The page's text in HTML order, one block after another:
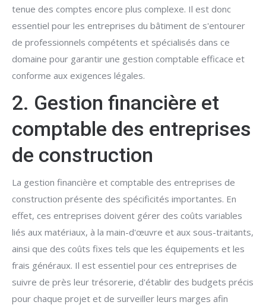
tenue des comptes encore plus complexe. Il est donc
essentiel pour les entreprises du bâtiment de s'entourer
de professionnels compétents et spécialisés dans ce
domaine pour garantir une gestion comptable efficace et
conforme aux exigences légales.
2. Gestion financière et
comptable des entreprises
de construction
La gestion financière et comptable des entreprises de
construction présente des spécificités importantes. En
effet, ces entreprises doivent gérer des coûts variables
liés aux matériaux, à la main-d'œuvre et aux sous-traitants,
ainsi que des coûts fixes tels que les équipements et les
frais généraux. Il est essentiel pour ces entreprises de
suivre de près leur trésorerie, d'établir des budgets précis
pour chaque projet et de surveiller leurs marges afin